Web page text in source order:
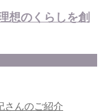
想のくらしを創
んのご紹介